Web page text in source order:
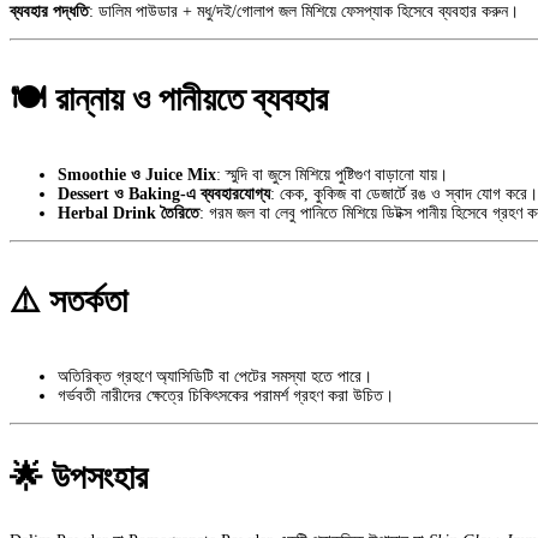
ব্যবহার পদ্ধতি: ডালিম পাউডার + মধু/দই/গোলাপ জল মিশিয়ে ফেসপ্যাক হিসেবে ব্যবহার করুন।
🍽️ রান্নায় ও পানীয়তে ব্যবহার
Smoothie ও Juice Mix: স্মুদি বা জুসে মিশিয়ে পুষ্টিগুণ বাড়ানো যায়।
Dessert ও Baking-এ ব্যবহারযোগ্য: কেক, কুকিজ বা ডেজার্টে রঙ ও স্বাদ যোগ করে।
Herbal Drink তৈরিতে: গরম জল বা লেবু পানিতে মিশিয়ে ডিটক্স পানীয় হিসেবে গ্রহণ
⚠️ সতর্কতা
অতিরিক্ত গ্রহণে অ্যাসিডিটি বা পেটের সমস্যা হতে পারে।
গর্ভবতী নারীদের ক্ষেত্রে চিকিৎসকের পরামর্শ গ্রহণ করা উচিত।
🌟 উপসংহার